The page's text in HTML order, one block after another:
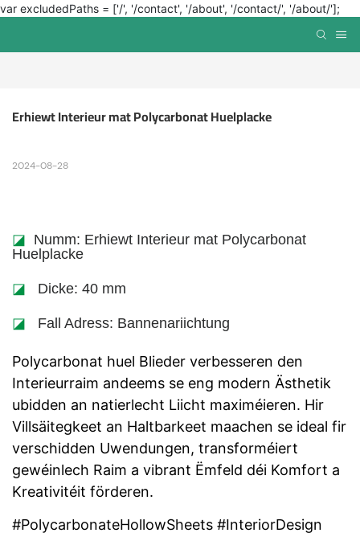
var excludedPaths = ['/', '/contact', '/about', '/contact/', '/about/'];
Erhiewt Interieur mat Polycarbonat Huelplacke
2024-08-28
◪ Numm: Erhiewt Interieur mat Polycarbonat
Huelplacke
◪ Dicke: 40 mm
◪ Fall Adress: Bannenariichtung
Polycarbonat huel Blieder verbesseren den
Interieurraim andeems se eng modern Ästhetik
ubidden an natierlecht Liicht maximéieren. Hir
Villsäitegkeet an Haltbarkeet maachen se ideal fir
verschidden Uwendungen, transforméiert
gewéinlech Raim a vibrant Ëmfeld déi Komfort a
Kreativitéit förderen.
#PolycarbonateHollowSheets #InteriorDesign